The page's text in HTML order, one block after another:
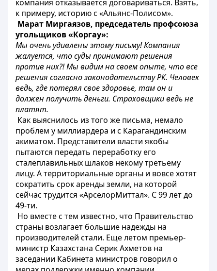
компания отказывается договариваться. Взять,
к примеру, историю с «Альянс-Полисом».
Марат Миргаязов, председатель профсоюза
угольщиков «Коргау»:
Мы очень удивлены этому письму! Компания
жалуется, что суды принимают решения
против них?! Мы видим на своем опыте, что все
решения согласно законодательству РК. Человек
ведь, где потерял свое здоровье, там он и
должен получить деньги. Страховщики ведь не
платят.
Как выяснилось из того же письма, немало
проблем у миллиардера и с Карагандинским
акиматом. Представители власти якобы
пытаются передать переработку его
сталеплавильных шлаков некому третьему
лицу. А территориальные органы и вовсе хотят
сократить срок аренды земли, на которой
сейчас трудится «АрселорМиттал». С 99 лет до
49-ти.
Но вместе с тем известно, что Правительство
страны возлагает большие надежды на
производителей стали. Еще летом премьер-
министр Казахстана Серик Ахметов на
заседании Кабинета министров говорил о